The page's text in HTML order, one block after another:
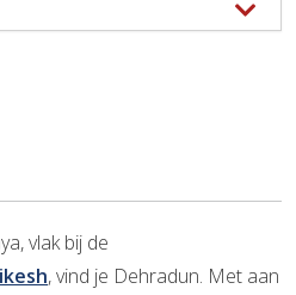
vlak bij de
, vind je Dehradun. Met aan